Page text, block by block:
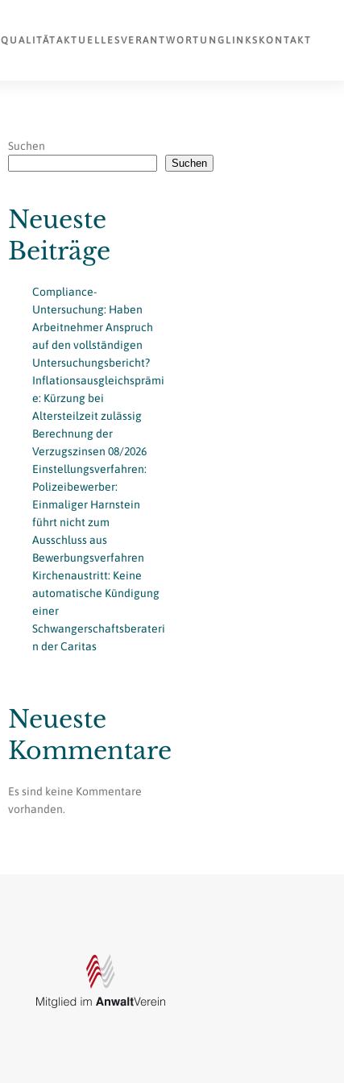
QUALITÄTAKTUELLESVERANTWORTUNG LINKS KONTAKT
Suchen
Suchen
Neueste
Beiträge
Compliance-
Untersuchung: Haben
Arbeitnehmer Anspruch
auf den vollständigen
Untersuchungsbericht?
Inflationsausgleichsprämi
e: Kürzung bei
Altersteilzeit zulässig
Berechnung der
Verzugszinsen 08/2026
Einstellungsverfahren:
Polizeibewerber:
Einmaliger Harnstein
führt nicht zum
Ausschluss aus
Bewerbungsverfahren
Kirchenaustritt: Keine
automatische Kündigung
einer
Schwangerschaftsberateri
n der Caritas
Neueste
Kommentare
Es sind keine Kommentare
vorhanden.